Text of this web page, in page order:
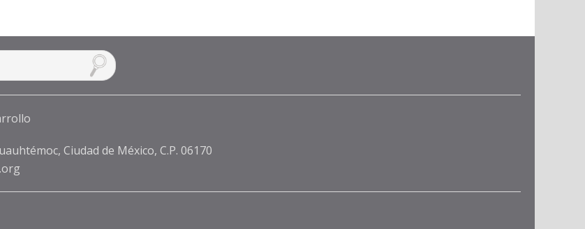
Ciudad de México, C.P. 06170